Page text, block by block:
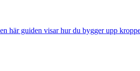
här guiden visar hur du bygger upp